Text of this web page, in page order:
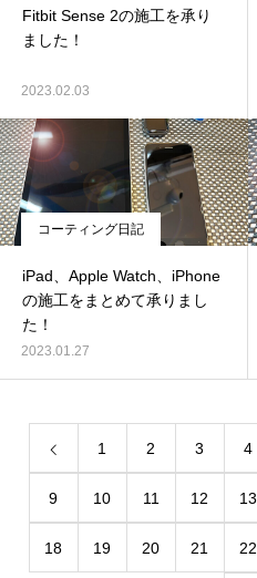
Fitbit Sense 2の施工を承り
ました！
2023.02.03
コーティング日記
iPad、Apple Watch、iPhone
の施工をまとめて承りまし
た！
2023.01.27
1 2 3 4
9 10 11 12 13
18 19 20 21 22